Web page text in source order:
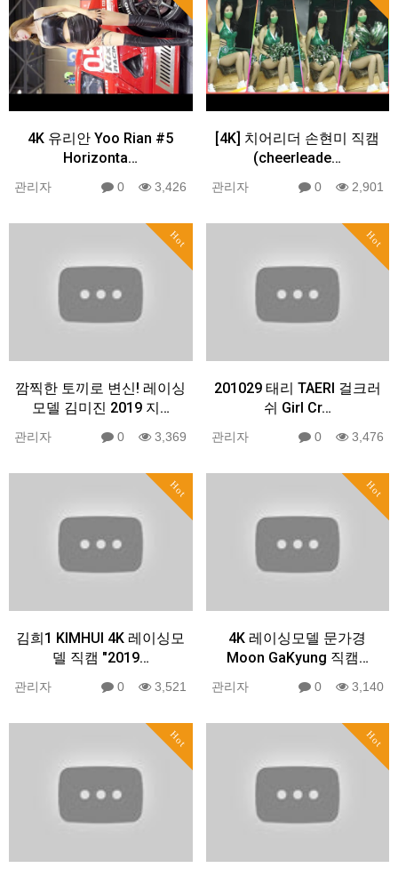
4K 유리안 Yoo Rian #5
Horizonta…
관리자 0 3,426
[4K] 치어리더 손현미 직캠
(cheerleade…
관리자 0 2,901
Hot
깜찍한 토끼로 변신! 레이싱
모델 김미진 2019 지…
관리자 0 3,369
Hot
201029 태리 TAERI 걸크러
쉬 Girl Cr…
관리자 0 3,476
Hot
김희1 KIMHUI 4K 레이싱모
델 직캠 "2019…
관리자 0 3,521
Hot
4K 레이싱모델 문가경
Moon GaKyung 직캠…
관리자 0 3,140
Hot Hot